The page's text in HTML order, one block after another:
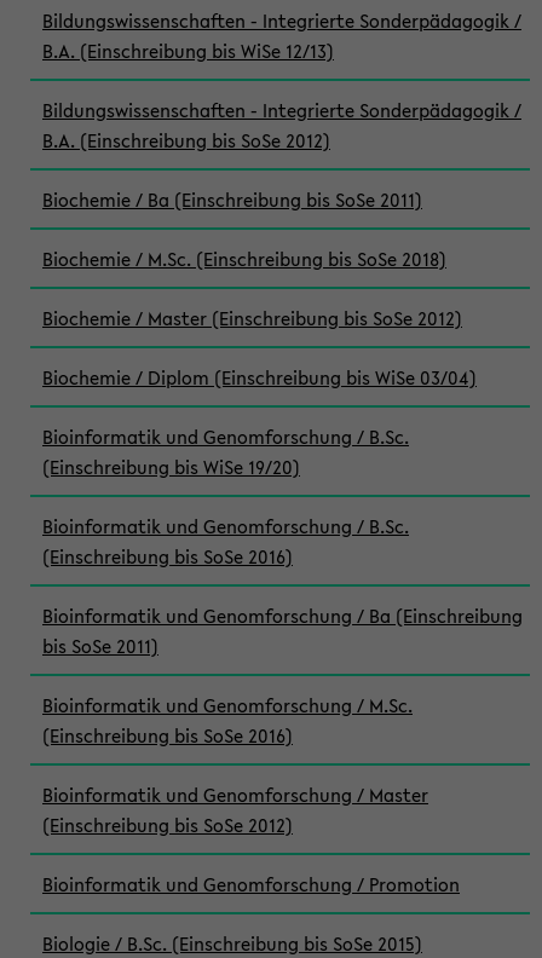
Bildungswissenschaften - Integrierte Sonderpädagogik /
B.A. (Einschreibung bis WiSe 12/13)
Bildungswissenschaften - Integrierte Sonderpädagogik /
B.A. (Einschreibung bis SoSe 2012)
Biochemie / Ba (Einschreibung bis SoSe 2011)
Biochemie / M.Sc. (Einschreibung bis SoSe 2018)
Biochemie / Master (Einschreibung bis SoSe 2012)
Biochemie / Diplom (Einschreibung bis WiSe 03/04)
Bioinformatik und Genomforschung / B.Sc.
(Einschreibung bis WiSe 19/20)
Bioinformatik und Genomforschung / B.Sc.
(Einschreibung bis SoSe 2016)
Bioinformatik und Genomforschung / Ba (Einschreibung
bis SoSe 2011)
Bioinformatik und Genomforschung / M.Sc.
(Einschreibung bis SoSe 2016)
Bioinformatik und Genomforschung / Master
(Einschreibung bis SoSe 2012)
Bioinformatik und Genomforschung / Promotion
Biologie / B.Sc. (Einschreibung bis SoSe 2015)